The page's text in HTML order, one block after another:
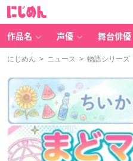
作品名 声優 舞台俳優
にじめん > ニュース > 物語シリーズ